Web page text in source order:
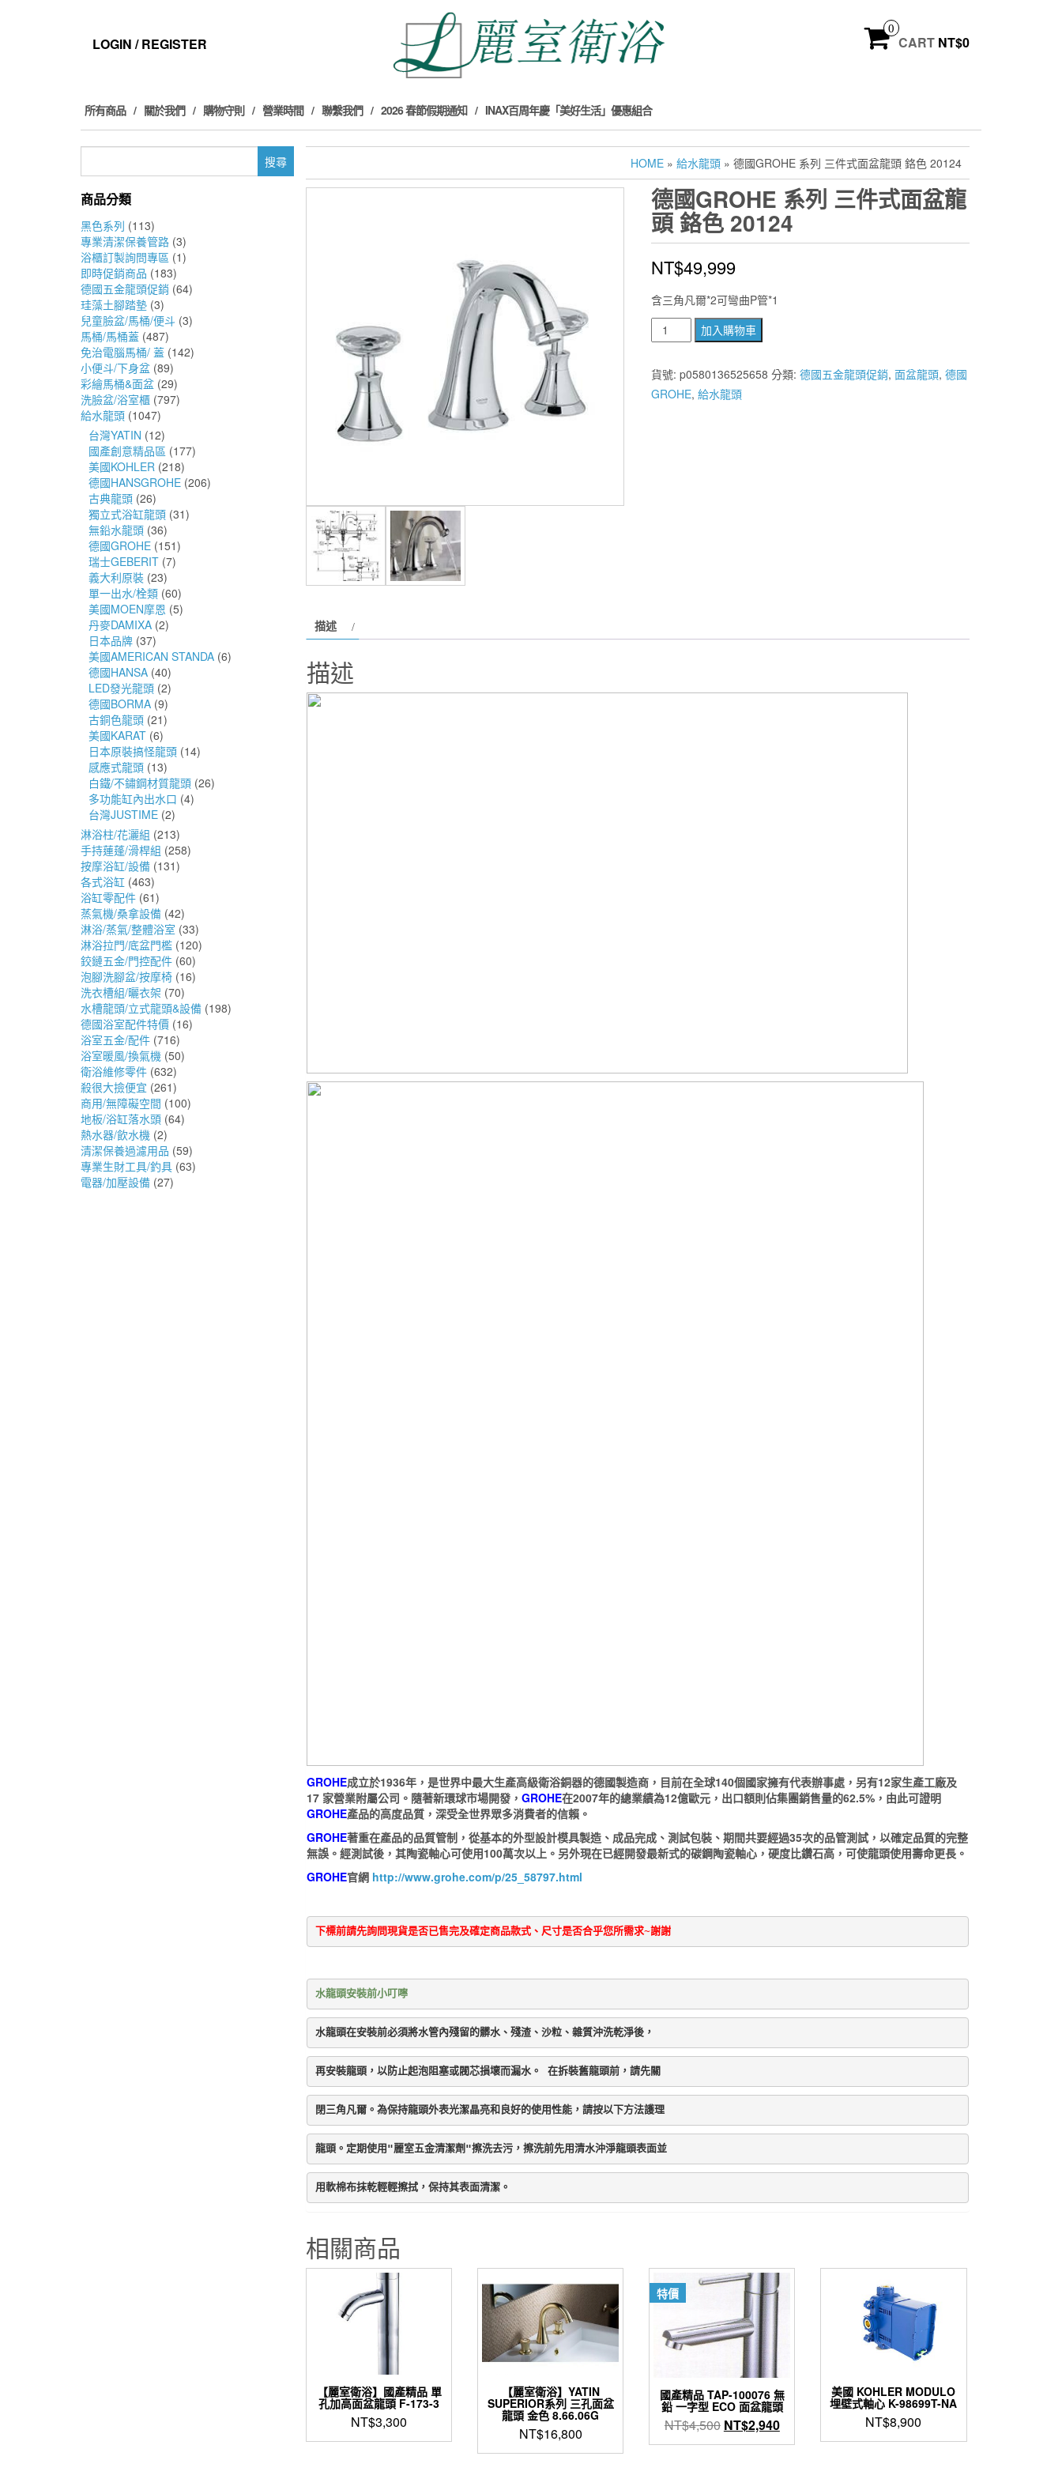
LOGIN / REGISTER
0
CART NT$0
所有商品 關於我們 購物守則 營業時間 聯繫我們 2026 春節假期通知 INAX百周年慶「美好生活」優惠組合
鍵
商品分類
黑色系列 (113)
專業清潔保養管路 (3)
浴櫃訂製詢問專區 (1)
即時促銷商品 (183)
德國五金龍頭促銷 (64)
珪藻土腳踏墊 (3)
兒童臉盆/馬桶/便斗 (3)
馬桶/馬桶蓋 (487)
免治電腦馬桶/ 蓋 (142)
小便斗/下身盆 (89)
彩繪馬桶&面盆 (29)
洗臉盆/浴室櫃 (797)
給水龍頭 (1047)
台灣YATIN (12)
國產創意精品區 (177)
美國KOHLER (218)
德國HANSGROHE (206)
古典龍頭 (26)
獨立式浴缸龍頭 (31)
無鉛水龍頭 (36)
德國GROHE (151)
瑞士GEBERIT (7)
義大利原裝 (23)
單一出水/栓類 (60)
美國MOEN摩恩 (5)
丹麥DAMIXA (2)
日本品牌 (37)
美國AMERICAN STANDA (6)
德國HANSA (40)
LED發光龍頭 (2)
德國BORMA (9)
古銅色龍頭 (21)
美國KARAT (6)
日本原裝搞怪龍頭 (14)
感應式龍頭 (13)
白鐵/不鏽鋼材質龍頭 (26)
多功能缸內出水口 (4)
台灣JUSTIME (2)
淋浴柱/花灑組 (213)
手持蓮蓬/滑桿組 (258)
按摩浴缸/設備 (131)
各式浴缸 (463)
浴缸零配件 (61)
蒸氣機/桑拿設備 (42)
淋浴/蒸氣/整體浴室 (33)
淋浴拉門/底盆門檻 (120)
鉸鏈五金/門控配件 (60)
泡腳洗腳盆/按摩椅 (16)
洗衣槽組/曬衣架 (70)
水槽龍頭/立式龍頭&設備 (198)
德國浴室配件特價 (16)
浴室五金/配件 (716)
浴室暖風/換氣機 (50)
衛浴維修零件 (632)
殺很大撿便宜 (261)
商用/無障礙空間 (100)
地板/浴缸落水頭 (64)
熱水器/飲水機 (2)
清潔保養過濾用品 (59)
專業生財工具/釣具 (63)
電器/加壓設備 (27)
HOME » 給水龍頭 » 德國GROHE 系列 三件式面盆龍頭 鉻色 20124
德國GROHE 系列 三件式面盆龍
頭 鉻色 20124
NT$49,999
含三角凡爾*2可彎曲P管*1
國
GROHE
系
量
加入購物車
貨號: p0580136525658 分類: 德國五金龍頭促銷, 面盆龍頭, 德國
GROHE, 給水龍頭
描述
描述
GROHE成立於1936年，是世界中最大生產高級衛浴銅器的德國製造商，目前在全球140個國家擁有代表辦事處，另有12家生產工廠及
17 家營業附屬公司。隨著新環球市場開發， GROHE在2007年的總業績為12億歐元，出口額則佔集團銷售量的62.5%，由此可證明
GROHE產品的高度品質，深受全世界眾多消費者的信賴。
GROHE著重在產品的品質管制，從基本的外型設計模具製造、成品完成、測試包裝、期間共要經過35次的品管測試，以確定品質的完整
無誤。經測試後，其陶瓷軸心可使用100萬次以上。另外現在已經開發最新式的碳鋼陶瓷軸心，硬度比鑽石高，可使龍頭使用壽命更長。
GROHE官網 http://www.grohe.com/p/25_58797.html
下標前請先詢問現貨是否已售完及確定商品款式、尺寸是否合乎您所需求~謝謝
水龍頭安裝前小叮嚀
水龍頭在安裝前必須將水管內殘留的髒水、殘渣、沙粒、雜質沖洗乾淨後，
再安裝龍頭，以防止起泡阻塞或閥芯損壞而漏水。 在拆裝舊龍頭前，請先關
閉三角凡爾。為保持龍頭外表光潔晶亮和良好的使用性能，請按以下方法護理
龍頭。定期使用"麗室五金清潔劑"擦洗去污，擦洗前先用清水沖淨龍頭表面並
用軟棉布抹乾輕輕擦拭，保持其表面清潔。
相關商品
【麗室衛浴】國產精品 單
孔加高面盆龍頭 F-173-3
NT$3,300
【麗室衛浴】YATIN
SUPERIOR系列 三孔面盆
龍頭 金色 8.66.06G
NT$16,800
特價
國產精品 TAP-100076 無
鉛 一字型 ECO 面盆龍頭
NT$4,500 原
始
NT$2,940目
前
美國 KOHLER MODULO
埋壁式軸心 K-98699T-NA
NT$8,900